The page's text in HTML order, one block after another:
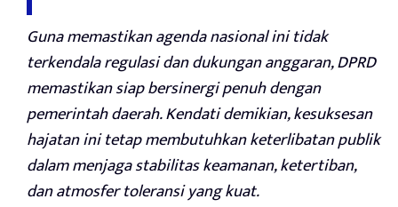
Guna memastikan agenda nasional ini tidak
terkendala regulasi dan dukungan anggaran, DPRD
memastikan siap bersinergi penuh dengan
pemerintah daerah. Kendati demikian, kesuksesan
hajatan ini tetap membutuhkan keterlibatan publik
dalam menjaga stabilitas keamanan, ketertiban,
dan atmosfer toleransi yang kuat.